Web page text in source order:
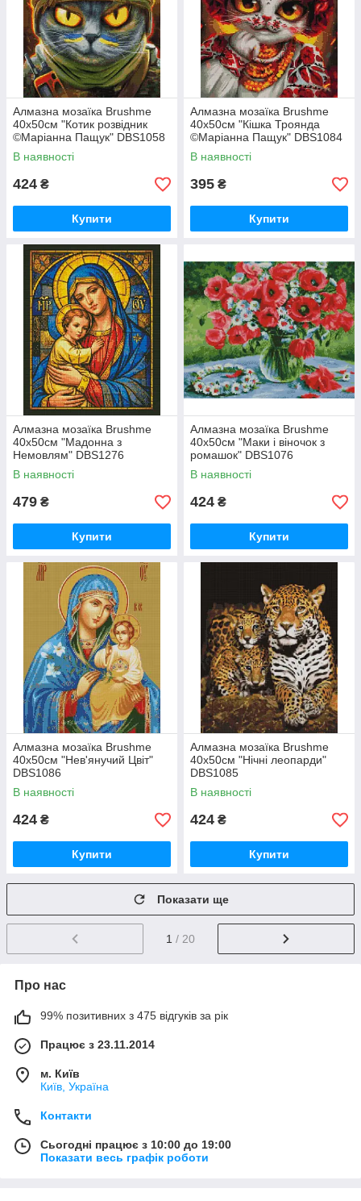
Алмазна мозаїка Brushme
40x50см "Котик розвідник
©Маріанна Пащук" DBS1058
В наявності
424 ₴
Купити
Алмазна мозаїка Brushme
40x50см "Кішка Троянда
©Маріанна Пащук" DBS1084
В наявності
395 ₴
Купити
Алмазна мозаїка Brushme
40x50см "Мадонна з
Немовлям" DBS1276
В наявності
479 ₴
Купити
Алмазна мозаїка Brushme
40x50см "Маки і віночок з
ромашок" DBS1076
В наявності
424 ₴
Купити
Алмазна мозаїка Brushme
40x50см "Нев'янучий Цвіт"
DBS1086
В наявності
424 ₴
Купити
Алмазна мозаїка Brushme
40x50см "Нічні леопарди"
DBS1085
В наявності
424 ₴
Купити
Показати ще
1 / 20
Про нас
99% позитивних з 475 відгуків за рік
Працює з 23.11.2014
м. Київ
Київ, Україна
Контакти
Сьогодні працює з 10:00 до 19:00
Показати весь графік роботи